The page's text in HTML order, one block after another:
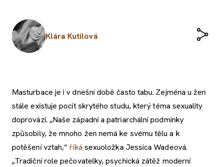
Klára Kutilová
Masturbace je i v dnešní době často tabu. Zejména u žen
stále existuje pocit skrytého studu, který téma sexuality
doprovází. „Naše západní a patriarchální podmínky
způsobily, že mnoho žen nemá ke svému tělu a k
potěšení vztah,“ říká sexuoložka Jessica Wadeová.
„Tradiční role pečovatelky, psychická zátěž moderní